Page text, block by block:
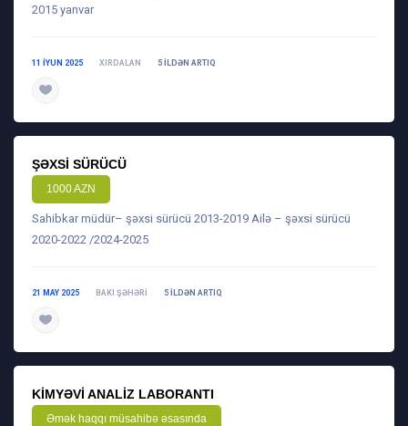
2015 yanvar
11 IYUN 2025 XIRDALAN 5 ILDƏN ARTIQ
ŞƏXSI SÜRÜCÜ
1000 AZN
Sahibkar müdür– şəxsi sürücü 2013-2019 Ailə – şəxsi sürücü
2020-2022 /2024-2025
21 MAY 2025 BAKI ŞƏHƏRI 5 ILDƏN ARTIQ
KIMYƏVI ANALIZ LABORANTI
Əmək haqqı müsahibə əsasında